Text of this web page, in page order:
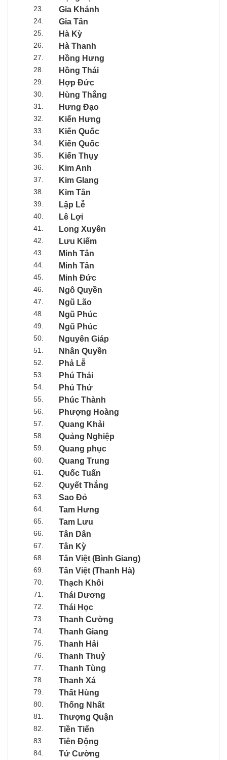
23. Gia Khánh
24. Gia Tân
25. Hà Kỳ
26. Hà Thanh
27. Hồng Hưng
28. Hồng Thái
29. Hợp Đức
30. Hùng Thắng
31. Hưng Đạo
32. Kiến Hưng
33. Kiến Quốc
34. Kiến Quốc
35. Kiến Thụy
36. Kim Anh
37. Kim GIang
38. Kim Tân
39. Lập Lễ
40. Lê Lợi
41. Long Xuyên
42. Lưu Kiếm
43. Minh Tân
44. Minh Tân
45. Minh Đức
46. Ngô Quyền
47. Ngũ Lão
48. Ngũ Phúc
49. Ngũ Phúc
50. Nguyên Giáp
51. Nhân Quyền
52. Phả Lễ
53. Phú Thái
54. Phú Thứ
55. Phúc Thành
56. Phượng Hoàng
57. Quang Khải
58. Quảng Nghiệp
59. Quang phục
60. Quang Trung
61. Quốc Tuấn
62. Quyết Thắng
63. Sao Đỏ
64. Tam Hưng
65. Tam Lưu
66. Tân Dân
67. Tân Kỳ
68. Tân Việt (Bình Giang)
69. Tân Việt (Thanh Hà)
70. Thạch Khôi
71. Thái Dương
72. Thái Học
73. Thanh Cường
74. Thanh Giang
75. Thanh Hải
76. Thanh Thuỷ
77. Thanh Tùng
78. Thanh Xá
79. Thất Hùng
80. Thống Nhất
81. Thượng Quận
82. Tiền Tiến
83. Tiên Động
84. Tứ Cường